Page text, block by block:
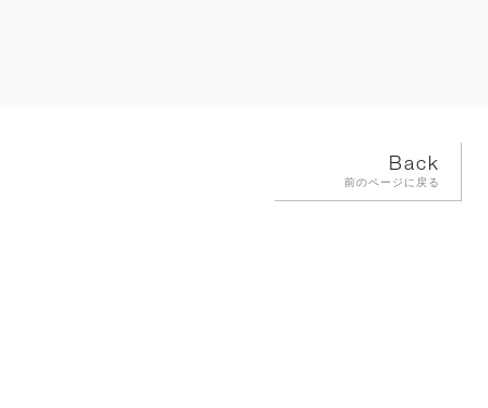
Back
前のページに戻る